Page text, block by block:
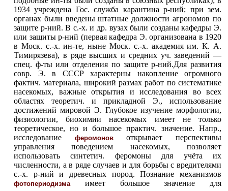
1934 учреждена Гос. служба карантина р-ний; при зем.
органах были введены штатные должности агрономов по
защите р-ний. В с.-х. и др. вузах были созданы кафедры Э.
или защиты р-ний (первая кафедра Э. организована в 1920
в Моск. с.-х. ин-те, ныне Моск. с.-х. академия им. К. А.
Тимирязева), в ряде высших и средних уч. заведений —
спец. ф-ты или отделения по защите р-ний.Для развития
совр. Э. в СССР характерны накопление огромного
фактич. материала, широкий размах работ по систематике
насекомых, важные открытия и исследования во всех
областях теоретич. и прикладной Э., использование
достижений мировой Э. Глубокое изучение морфологии,
физиологии, биохимии насекомых имеет не только
теоретическое, но и большое практич. значение. Напр.,
исследование феромоновоткрывает перспективы
управления поведением насекомых, позволяет
использовать синтетич. феромоны для учёта их
численности, а в ряде случаев и для борьбы с вредителями
с.-х. р-ний и древесных пород. Познание механизмов
фотопериодизма имеет большое значение для